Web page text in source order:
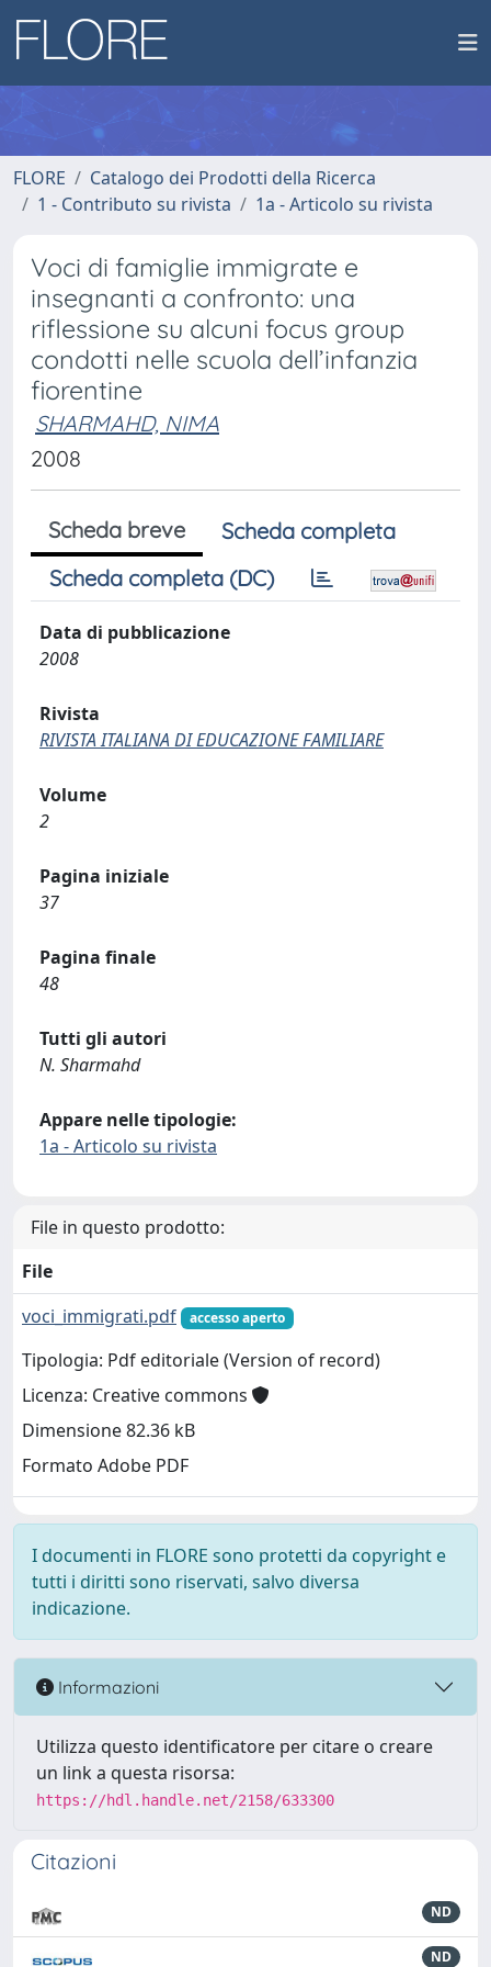
FLORE
Catalogo dei Prodotti della Ricerca
1 - Contributo su rivista
1a - Articolo su rivista
Voci di famiglie immigrate e
insegnanti a confronto: una
riflessione su alcuni focus group
condotti nelle scuola dell’infanzia
fiorentine
SHARMAHD, NIMA
2008
Scheda breve
Scheda completa
Scheda completa (DC)
Data di pubblicazione
2008
Rivista
RIVISTA ITALIANA DI EDUCAZIONE FAMILIARE
Volume
2
Pagina iniziale
37
Pagina finale
48
Tutti gli autori
N. Sharmahd
Appare nelle tipologie:
1a - Articolo su rivista
File in questo prodotto:
File
voci_immigrati.pdf
accesso aperto
Tipologia: Pdf editoriale (Version of record)
Licenza: Creative commons
Dimensione 82.36 kB
Formato Adobe PDF
I documenti in FLORE sono protetti da copyright e
tutti i diritti sono riservati, salvo diversa
indicazione.
Informazioni
Utilizza questo identificatore per citare o creare
un link a questa risorsa:
https://hdl.handle.net/2158/633300
Citazioni
ND
ND